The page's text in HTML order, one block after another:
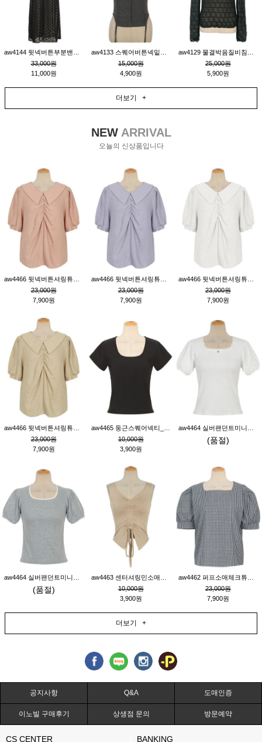
33,000원
11,000원
15,000원
4,900원
25,000원
5,900원
더보기 +
NEWARRIVAL
오늘의 신상품입니다
23,000원
7,900원
23,000원
7,900원
23,000원
7,900원
23,000원
7,900원
10,000원
3,900원
(품절)
(품절)
10,000원
3,900원
23,000원
7,900원
더보기 +
공지사항 Q&A 도매인증
이노빌 구매후기 상생점 문의 방문예약
CS CENTER BANKING